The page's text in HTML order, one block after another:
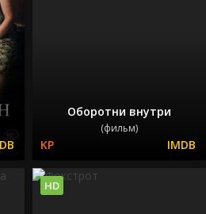
Оборотни внутри
(фильм)
HD